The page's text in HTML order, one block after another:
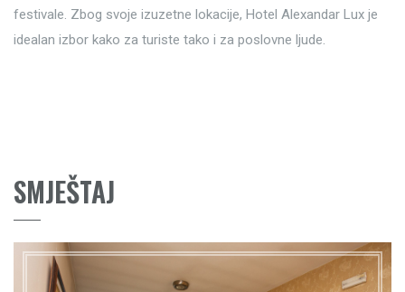
festivale. Zbog svoje izuzetne lokacije, Hotel Alexandar Lux je
idealan izbor kako za turiste tako i za poslovne ljude.
SMJEŠTAJ